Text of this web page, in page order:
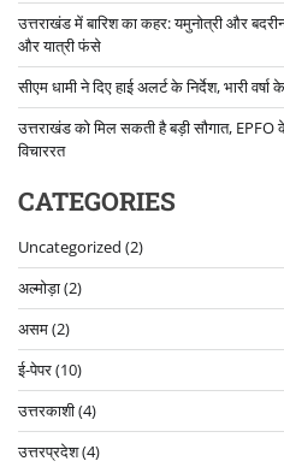
उत्तराखंड में बारिश का कहर: यमुनोत्री और
और यात्री फंसे
सीएम धामी ने दिए हाई अलर्ट के निर्देश, भारी
उत्तराखंड को मिल सकती है बड़ी सौगात,
विचाररत
CATEGORIES
Uncategorized (2)
अल्मोड़ा(2)
असम(2)
ई-पेपर(10)
उत्तरकाशी(4)
उत्तरप्रदेश(4)